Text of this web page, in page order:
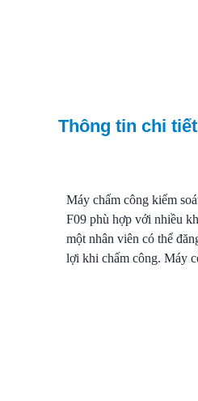
Thông tin chi
Máy chấm công kiểm
F09 phù hợp với nhiều
một nhân viên có thể
lợi khi chấm công. Máy